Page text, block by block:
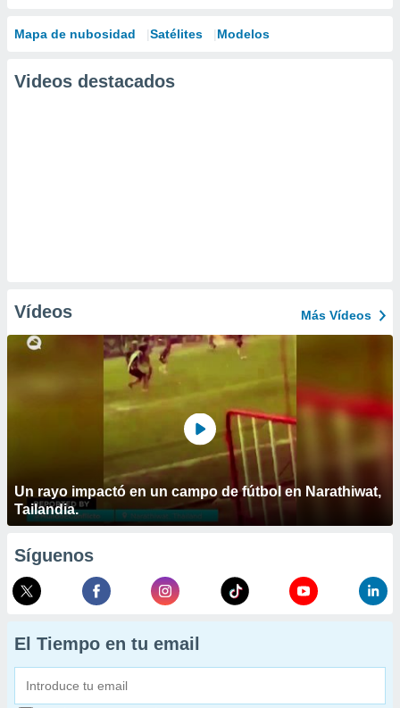
Mapa de nubosidad Satélites Modelos
Videos destacados
Vídeos Más Vídeos
Un rayo impactó en un campo de fútbol en Narathiwat,
Tailandia.
Síguenos
El Tiempo en tu email